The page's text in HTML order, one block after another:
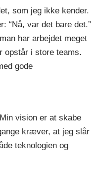
som jeg ikke kender.
“Nå, var det bare det.”
har arbejdet meget
opstår i store teams.
gode
vision er at skabe
kræver, at jeg slår
teknologien og